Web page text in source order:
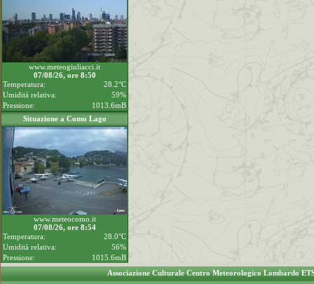
www.meteogiuliacci.it
07/08/26, ore 8:50
Temperatura:
28.2°C
Umidità relativa:
59%
Pressione:
1013.6mB
Situazione a Como Lago
www.meteocomo.it
07/08/26, ore 8:54
Temperatura:
28.0°C
Umidità relativa:
56%
Pressione:
1015.6mB
Associazione Culturale Centro Meteorologico Lombardo